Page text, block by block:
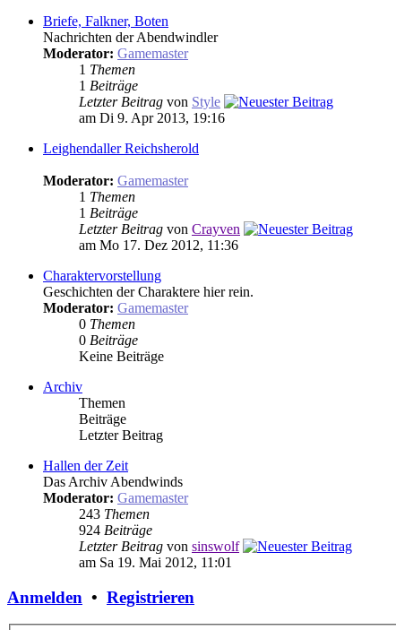
Briefe, Falkner, Boten
Nachrichten der Abendwindler
Moderator: Gamemaster
1 Themen
1 Beiträge
Letzter Beitrag von Style
am Di 9. Apr 2013, 19:16
Leighendaller Reichsherold
Moderator: Gamemaster
1 Themen
1 Beiträge
Letzter Beitrag von Crayven
am Mo 17. Dez 2012, 11:36
Charaktervorstellung
Geschichten der Charaktere hier rein.
Moderator: Gamemaster
0 Themen
0 Beiträge
Keine Beiträge
Archiv
Themen
Beiträge
Letzter Beitrag
Hallen der Zeit
Das Archiv Abendwinds
Moderator: Gamemaster
243 Themen
924 Beiträge
Letzter Beitrag von sinswolf
am Sa 19. Mai 2012, 11:01
Anmelden • Registrieren